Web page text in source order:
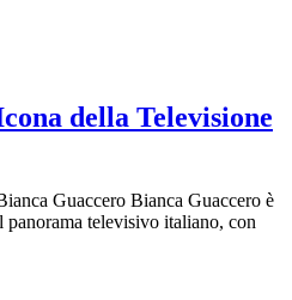
della Televisione
Guaccero Bianca Guaccero è
televisivo italiano, con